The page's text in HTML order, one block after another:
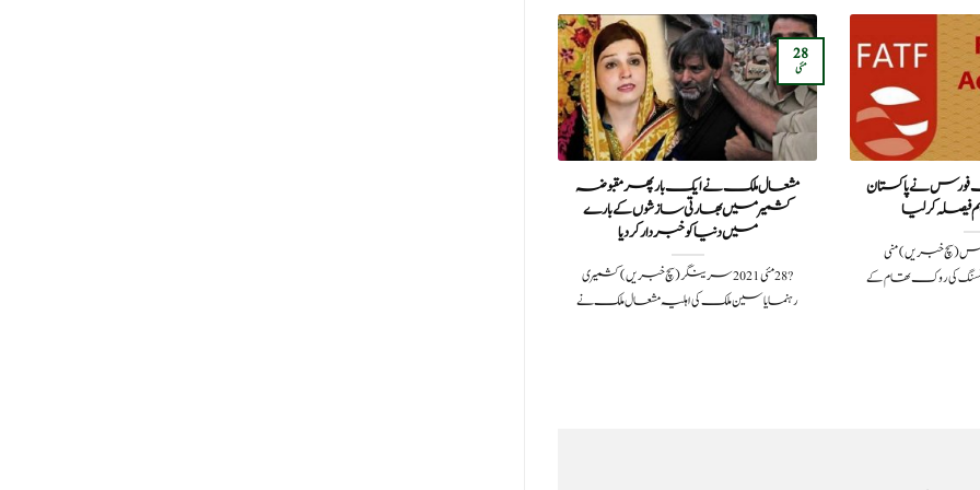
فورس نے پاکستان
فیصلہ کرلیا
(سچ خبریں) منی
کی روک تھام کے
مشعال ملک نے ایک بار پھر مقبوضہ
کشمیر میں بھارتی سازشوں کے بارے
میں دنیا کو خبردار کردیا
?️ 28 مئی 2021سرینگر (سچ خبریں) کشمیری
رہنما یاسین ملک کی اہلیہ مشعال ملک نے
28
مئی